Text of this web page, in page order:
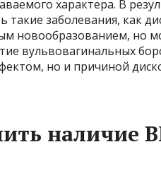
характера. В
заболевания, как
новообразованием, но
вульвовагинальных
но и причиной
наличие